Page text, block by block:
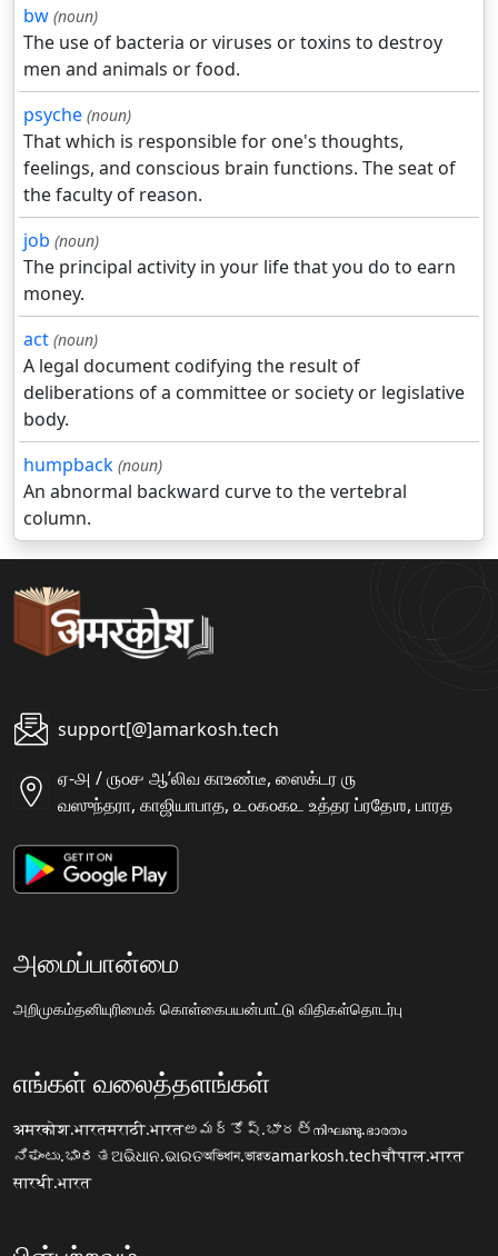
bw (noun)
The use of bacteria or viruses or toxins to destroy
men and animals or food.
psyche (noun)
That which is responsible for one's thoughts,
feelings, and conscious brain functions. The seat of
the faculty of reason.
job (noun)
The principal activity in your life that you do to earn
money.
act (noun)
A legal document codifying the result of
deliberations of a committee or society or legislative
body.
humpback (noun)
An abnormal backward curve to the vertebral
column.
support[@]amarkosh.tech
ஏ-௮ / ௫௦௪ ஆʼலிவ காஉண்டீ, ஸைக்டர ௫
வஸுந்தரா, காஜியாபாத, ௨௦௧௦௧௨ உத்தர ப்ரதேஶ, பாரத
அமைப்பான்மை
அறிமுகம்தனியுரிமைக் கொள்கைபயன்பாட்டு விதிகள்தொடர்பு
எங்கள் வலைத்தளங்கள்
अमरकोश.भारतमराठी.भारतఅమర్కోష్.భారత్നിഘണ്ടു.ഭാരതം
ನಿಘಂಟು.ಭಾರತଅଭିଧାନ.ଭାରତঅভিধান.ভারতamarkosh.techचौपाल.भारत
सारथी.भारत